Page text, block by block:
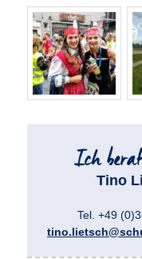
Tino
Tel. +49